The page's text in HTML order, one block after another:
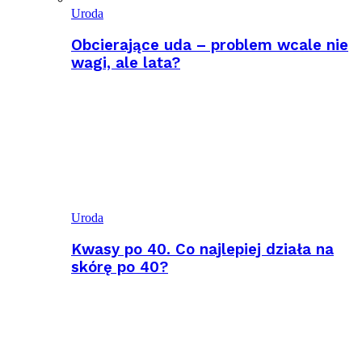
Uroda
Obcierające uda – problem wcale nie
wagi, ale lata?
Uroda
Kwasy po 40. Co najlepiej działa na
skórę po 40?